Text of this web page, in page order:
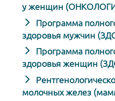
у женщин
Программа
здоровья мужчин
Программа
здоровья женщин
молочных желез